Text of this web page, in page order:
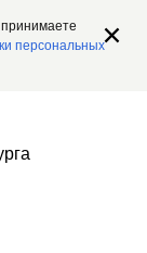
персональных